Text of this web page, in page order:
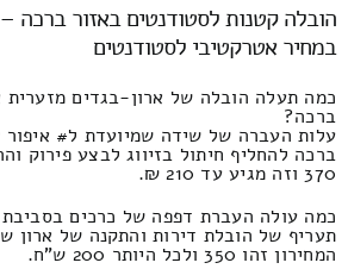
הובלה קטנות לסטודנטים באזור ברכה
במחיר אטרקטיבי לסטודנטים
כמה תעלה הובלה של ארון-בגדים מזערית
ברכה?
עלות העברה של שידה שמיועדת ל# איפור
ברכה להחליף חיתול בזיווג לבצע פירוק
370 וזה מגיע עד 210 ₪.
כמה עולה העברת דפפה של כרכים
תעריף של הובלת דירות והתקנה של ארון
המחירון זהו 350 ולכל היותר 200 ש"ח.